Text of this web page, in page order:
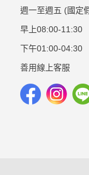
週一至週五 (國定
早上08:00-11:30
下午01:00-04:30
善用線上客服